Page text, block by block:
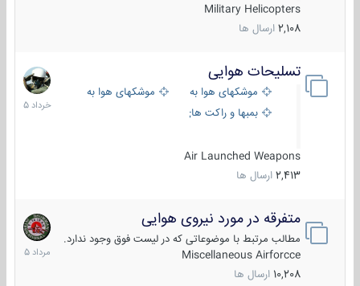
Military Helicopters
2,108 ارسال ها
تسلیحات هوایی
موشکهای هوا به هوا
موشکهای هوا به سطح
بمبها و راکت های هوایی
Air Launched Weapons
2,413 ارسال ها
30
خرداد
1405
متفرقه در مورد نیروی هوایی
مطالب مرتبط با موضوعاتی که در لیست فوق وجود ندارد.
Miscellaneous Airforcce
10,208 ارسال ها
7
مرداد
1405